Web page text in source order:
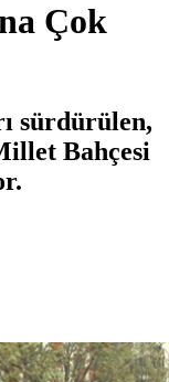
Çok
sürdürülen,
Bahçesi